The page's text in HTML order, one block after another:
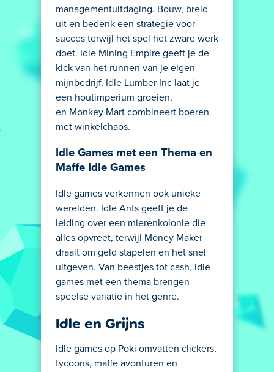
managementuitdaging. Bouw, breid
uit en bedenk een strategie voor
succes terwijl het spel het zware werk
doet. Idle Mining Empire geeft je de
kick van het runnen van je eigen
mijnbedrijf, Idle Lumber Inc laat je
een houtimperium groeien,
en Monkey Mart combineert boeren
met winkelchaos.
Idle Games met een Thema en
Maffe Idle Games
Idle games verkennen ook unieke
werelden. Idle Ants geeft je de
leiding over een mierenkolonie die
alles opvreet, terwijl Money Maker
draait om geld stapelen en het snel
uitgeven. Van beestjes tot cash, idle
games met een thema brengen
speelse variatie in het genre.
Idle en Grijns
Idle games op Poki omvatten clickers,
tycoons, maffe avonturen en